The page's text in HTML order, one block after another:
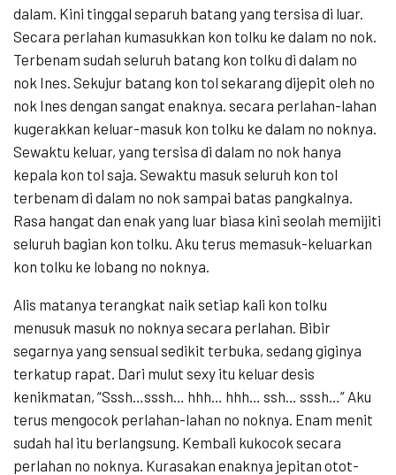
dalam. Kini tinggal separuh batang yang tersisa di luar.
Secara perlahan kumasukkan kon tolku ke dalam no nok.
Terbenam sudah seluruh batang kon tolku di dalam no
nok Ines. Sekujur batang kon tol sekarang dijepit oleh no
nok Ines dengan sangat enaknya. secara perlahan-lahan
kugerakkan keluar-masuk kon tolku ke dalam no noknya.
Sewaktu keluar, yang tersisa di dalam no nok hanya
kepala kon tol saja. Sewaktu masuk seluruh kon tol
terbenam di dalam no nok sampai batas pangkalnya.
Rasa hangat dan enak yang luar biasa kini seolah memijiti
seluruh bagian kon tolku. Aku terus memasuk-keluarkan
kon tolku ke lobang no noknya.
Alis matanya terangkat naik setiap kali kon tolku
menusuk masuk no noknya secara perlahan. Bibir
segarnya yang sensual sedikit terbuka, sedang giginya
terkatup rapat. Dari mulut sexy itu keluar desis
kenikmatan, “Sssh…sssh… hhh… hhh… ssh… sssh…” Aku
terus mengocok perlahan-lahan no noknya. Enam menit
sudah hal itu berlangsung. Kembali kukocok secara
perlahan no noknya. Kurasakan enaknya jepitan otot-